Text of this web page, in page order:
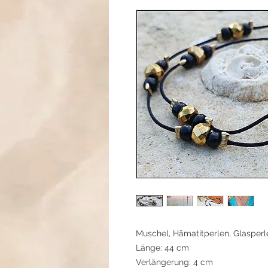
Muschel, Hämatitperlen,
Länge: 44 cm
Verlängerung: 4 cm